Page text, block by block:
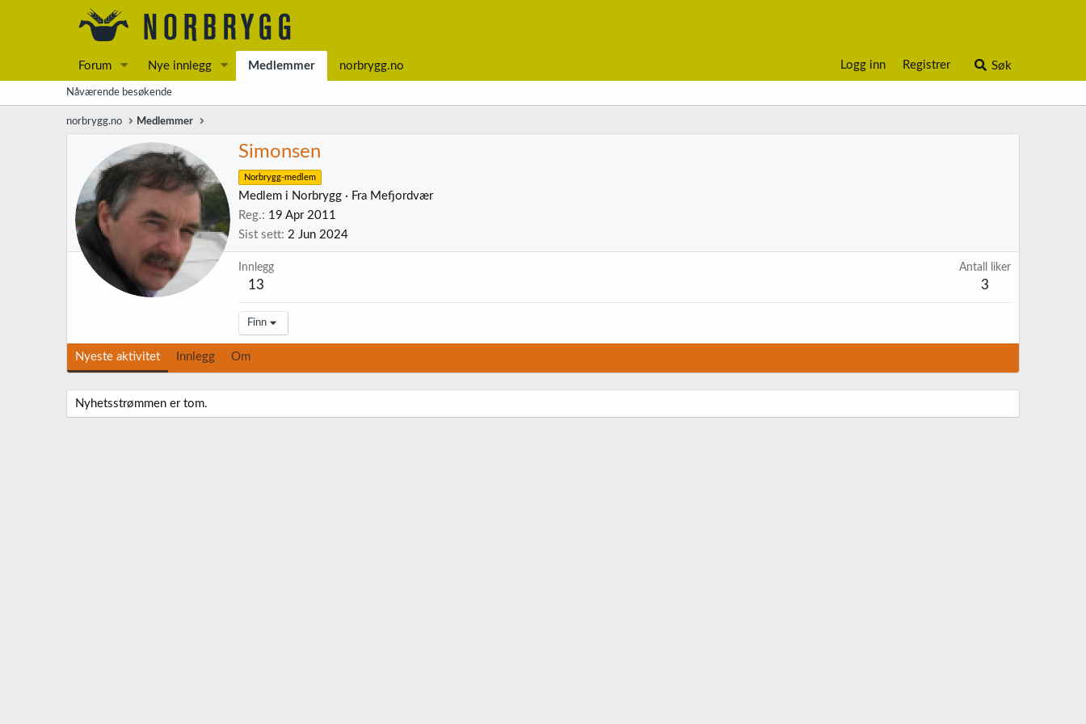
Forum Nye innlegg Medlemmer norbrygg.no Logg inn Registrer Søk
Nåværende besøkende
norbrygg.no Medlemmer
Simonsen
Norbrygg-medlem
Medlem i Norbrygg · Fra Mefjordvær
Reg.
19 Apr 2011
Sist sett 2 Jun 2024
Innlegg
13
Antall liker
3
Finn
Nyeste aktivitet Innlegg Om
Nyhetsstrømmen er tom.